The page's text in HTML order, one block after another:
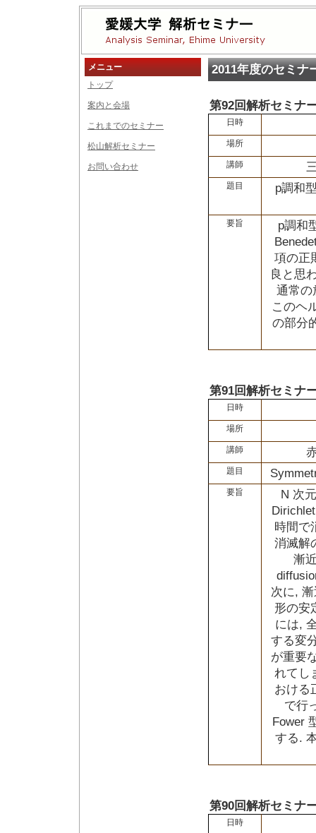
2011年度のセミナ
第92回解析セミナ
日時
場所
講師
題目 p調和
要旨
p調和
項の正
良と思
通常の
このヘ
の部分
第91回解析セミナ
日時
場所
講師
題目
要旨
N 次
時間で
消滅解
漸
次に,
形の安
には,
する変
が重要
れてし
おける
で行
Fower
する.
第90回解析セミナ
日時
メニュー
トップ
案内と会場
これまでのセミナー
松山解析セミナー
お問い合わせ